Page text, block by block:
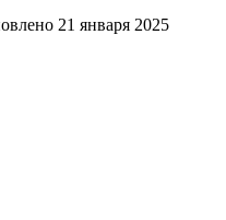
21 января 2025